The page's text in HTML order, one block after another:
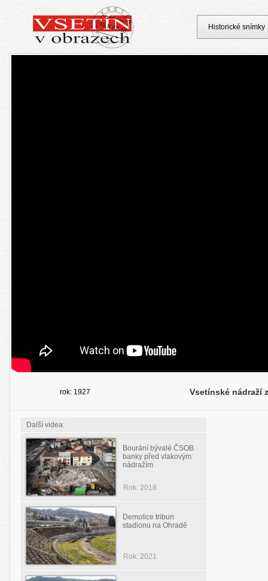
rok: 1927 Vsetínské nádraží
Další videa:
Bourání bývalé ČSOB
banky před vlakovým
nádražím
Rok: 2018
Demolice tribun
stadionu na Ohradě
Rok: 2021
Historické snímky